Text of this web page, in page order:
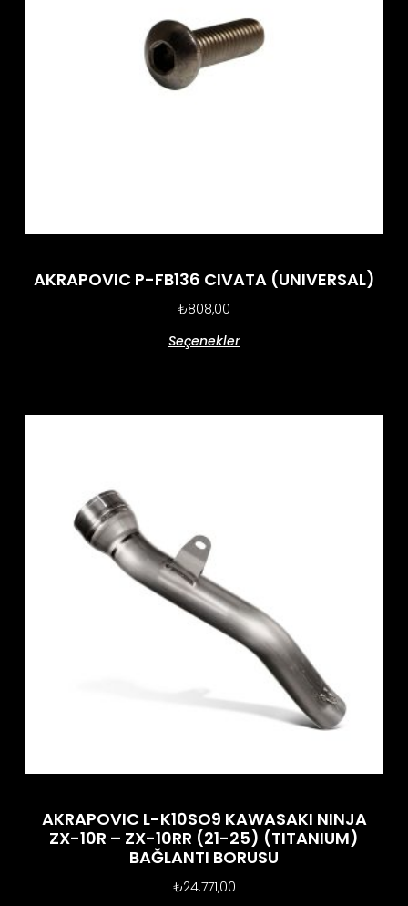
AKRAPOVIC P-FB136 CIVATA (UNIVERSAL)
₺808,00
Seçenekler
AKRAPOVIC L-K10SO9 KAWASAKI NINJA
ZX-10R – ZX-10RR (21-25) (TITANIUM)
BAĞLANTI BORUSU
₺24.771,00